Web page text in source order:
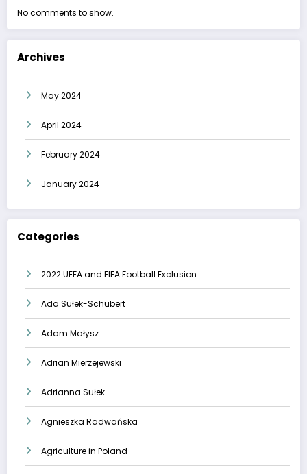
No comments to show.
Archives
May 2024
April 2024
February 2024
January 2024
Categories
2022 UEFA and FIFA Football Exclusion
Ada Sułek-Schubert
Adam Małysz
Adrian Mierzejewski
Adrianna Sułek
Agnieszka Radwańska
Agriculture in Poland